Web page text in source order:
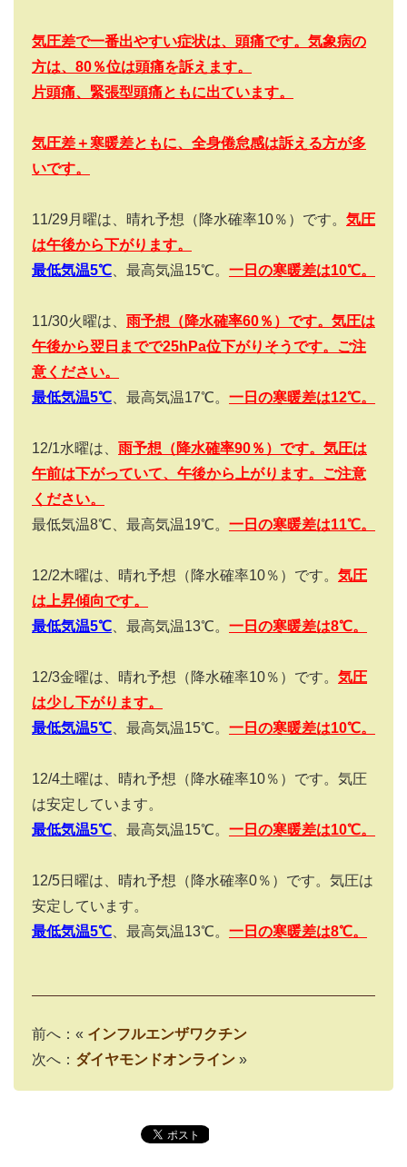
気圧差で一番出やすい症状は、頭痛です。気象病の
方は、80％位は頭痛を訴えます。
片頭痛、緊張型頭痛ともに出ています。
気圧差＋寒暖差ともに、全身倦怠感は訴える方が多
いです。
11/29 月曜は、晴れ予想（降水確率10％）です。 気圧
は午後から下がります。
最低気温5℃ 、最高気温15℃。 一日の寒暖差は10℃。
11/30火曜は、 雨予想（降水確率60％）です。気圧は
午後から翌日までで25hPa位下がりそうです。ご注
意ください。
最低気温5℃ 、最高気温17℃。 一日の寒暖差は12℃。
12/1水曜は、 雨予想（降水確率90％）です。気圧は
午前は下がっていて、午後から上がります。ご注意
ください。
最低気温8℃、最高気温19℃。 一日の寒暖差は11℃。
12/2木曜は、晴れ予想（降水確率10％）です。 気圧
は上昇傾向です。
最低気温5℃ 、最高気温13℃。 一日の寒暖差は8℃。
12/3金曜は、晴れ予想（降水確率10％）です。 気圧
は少し下がります。
最低気温5℃ 、最高気温15℃。 一日の寒暖差は10℃。
12/4土曜は、晴れ予想（降水確率10％）です。気圧
は安定しています。
最低気温5℃ 、最高気温15℃。 一日の寒暖差は10℃。
12/5日曜は、晴れ予想（降水確率0％）です。気圧は
安定しています。
最低気温5℃ 、最高気温13℃。 一日の寒暖差は8℃。
前へ：« インフルエンザワクチン
次へ： ダイヤモンドオンライン »